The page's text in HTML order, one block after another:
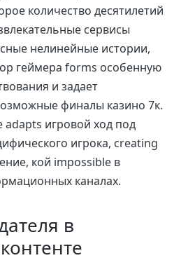
количество десятилетий
сервисы
нелинейные истории,
геймера forms особенную
и задает
финалы казино 7к.
игровой ход под
игрока, creating
кой impossible в
каналах.
в